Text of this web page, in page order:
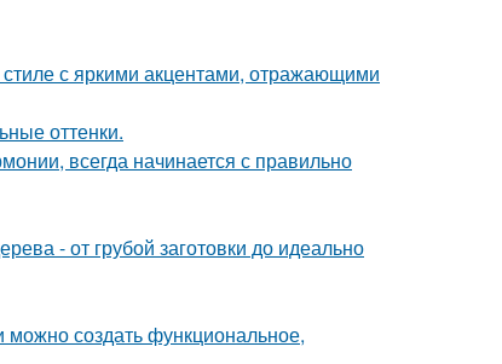
с яркими акцентами, отражающими
оттенки.
всегда начинается с правильно
- от грубой заготовки до идеально
создать функциональное,